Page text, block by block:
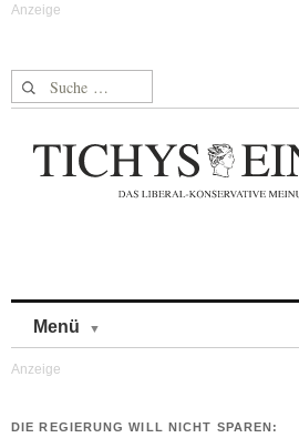
Suche nach:
Menü
DIE REGIERUNG WILL NICHT SPAREN: